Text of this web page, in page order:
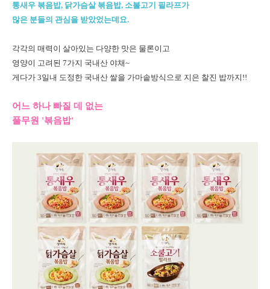
통새우 볶음밥, 닭가슴살 볶음밥, 소불고기 필라프가
많은 분들의 관심을 받았었는데요.
각각의 매력이 살아있는 다양한 맛은 물론이고
영양이 고려된 7가지 국내산 야채~
게다가 3일내 도정한 국내산 쌀을 가마솥방식으로 지은 찰진 밥까지!!
어느 하나 빠질 데 없는
풀무원 '볶음밥'